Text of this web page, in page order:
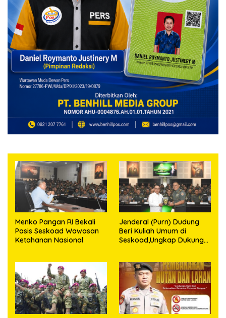
Menko Pangan RI Bekali
Pasis Seskoad Wawasan
Ketahanan Nasional
Jenderal (Purn) Dudung
Beri Kuliah Umum di
Seskoad,Ungkap Dukung